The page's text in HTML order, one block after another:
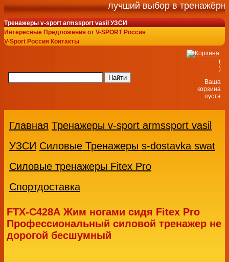
лучший выбор в
Тренажеры v-sport armssport vasil УЗСИ
Интересные Предложения от V-SPORT Россия
V-Sport Россия Контакты
(
)
Ваша
корзина
пуста
Главная Тренажеры v-sport armssport vasil
УЗСИ Силовые Тренажеры s-dostavka swat
Силовые тренажеры Fitex Pro
Спортдоставка
FTX-С428А Жим ногами сидя Fitex Pro
Профессиональный силовой тренажер не
дорогой бесшумный